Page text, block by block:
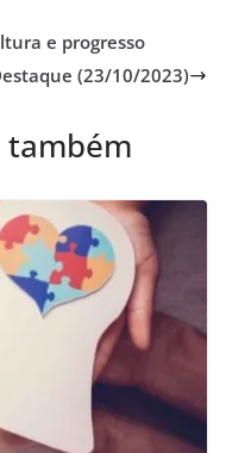
e progresso
(23/10/2023)
também